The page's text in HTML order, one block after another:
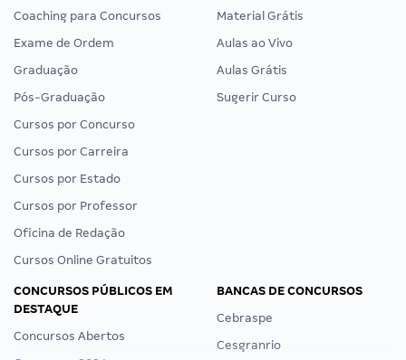
Coaching para Concursos
Exame de Ordem
Graduação
Pós-Graduação
Cursos por Concurso
Cursos por Carreira
Cursos por Estado
Cursos por Professor
Oficina de Redação
Cursos Online Gratuitos
Material Grátis
Aulas ao Vivo
Aulas Grátis
Sugerir Curso
CONCURSOS PÚBLICOS EM
DESTAQUE
Concursos Abertos
BANCAS DE CONCURSOS
Cebraspe
Cesgranrio